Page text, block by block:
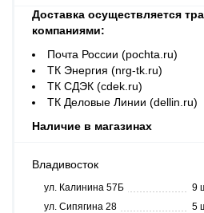
Доставка осуществляется
компаниями:
Почта России (pochta.ru)
ТК Энергия (nrg-tk.ru)
ТК СДЭК (cdek.ru)
ТК Деловые Линии (dellin.ru)
Наличие в магазинах
Владивосток
ул. Калинина 57Б
9
ул. Сипягина 28
5